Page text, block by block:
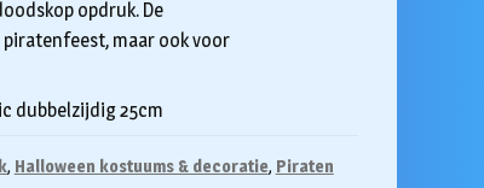
opdruk. De
maar ook voor
dubbelzijdig 25cm
, Halloween kostuums & decoratie, Piraten